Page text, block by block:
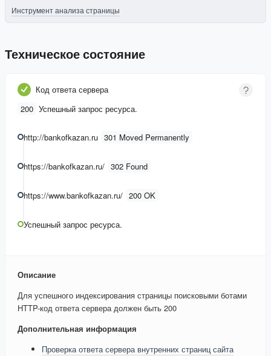
Инструмент анализа страницы
Техническое состояние
Код ответа сервера
200 Успешный запрос ресурса.
http://bankofkazan.ru 301 Moved Permanently
https://bankofkazan.ru/ 302 Found
https://www.bankofkazan.ru/ 200 OK
Успешный запрос ресурса.
Описание
Для успешного индексирования страницы поисковыми ботами
HTTP-код ответа сервера должен быть 200
Дополнительная информация
Проверка ответа сервера внутренних страниц сайта